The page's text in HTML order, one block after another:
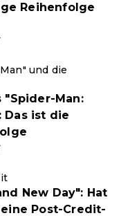
Reihenfolge
und die
"Spider-Man:
Das ist die
New Day": Hat
Post-Credit-